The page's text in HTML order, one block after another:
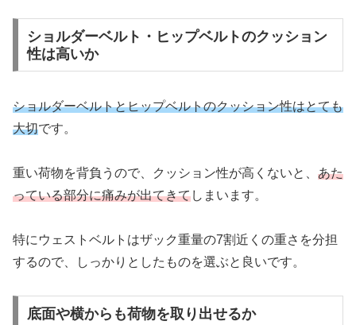
ショルダーベルト・ヒップベルトのクッション
性は高いか
ショルダーベルトとヒップベルトのクッション性はとても
大切です。
重い荷物を背負うので、クッション性が高くないと、 あた
っている部分に痛みが出てきてしまいます。
特にウェストベルトはザック重量の7割近くの重さを分担
するので、しっかりとしたものを選ぶと良いです。
底面や横からも荷物を取り出せるか